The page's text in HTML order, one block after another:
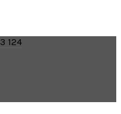
124